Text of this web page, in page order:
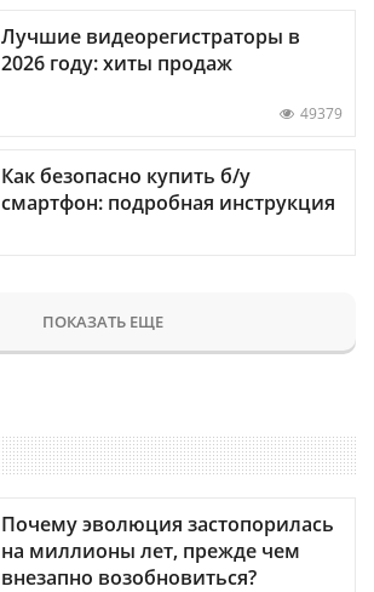
Лучшие видеорегистраторы в
2026 году: хиты продаж
49379
Как безопасно купить б/у
смартфон: подробная инструкция
ПОКАЗАТЬ ЕЩЕ
Почему эволюция застопорилась
на миллионы лет, прежде чем
внезапно возобновиться?